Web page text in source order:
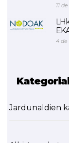
11
4 de
Jardunaldien